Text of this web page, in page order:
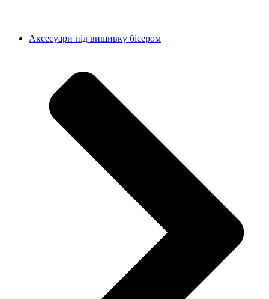
Аксесуари під вишивку бісером